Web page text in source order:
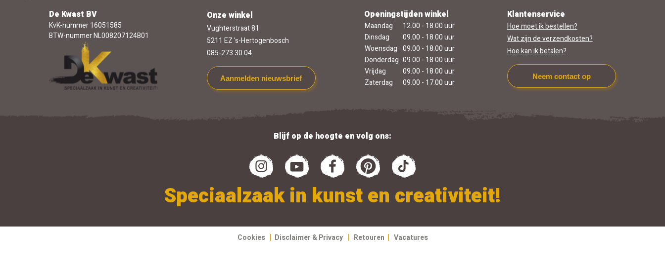
De Kwast BV
KvK-nummer 16051585
BTW-nummer NL008207124B01
Onze winkel
Vughterstraat 81
5211 EZ 's-Hertogenbosch
085-273 30 04
Aanmelden nieuwsbrief
Openingstijden winkel
Maandag
12.00 - 18.00 uur
Dinsdag
09.00 - 18.00 uur
Woensdag 09.00 - 18.00 uur
Donderdag 09.00 - 18.00 uur
Vrijdag
09.00 - 18.00 uur
Zaterdag
09.00 - 17.00 uur
Klantenservice
Hoe moet ik bestellen?
Wat zijn de verzendkosten?
Hoe kan ik betalen?
Neem contact op
Blijf op de hoogte en volg ons:
Speciaalzaak in kunst en creativiteit!
Cookies | Disclaimer & Privacy | Retouren | Vacatures